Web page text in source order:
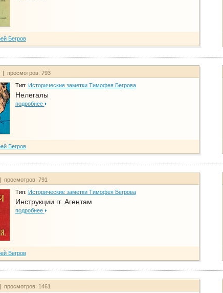
Бегров
просмотров: 793
Тип: Исторические заметки Тимофея Бегрова
Нелегалы
подробнее
Бегров
791
Тип: Исторические заметки Тимофея Бегрова
Инструкции гг. Агентам
подробнее
Бегров
1461